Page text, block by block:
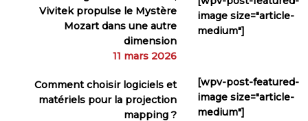
Vivitek propulse le Mystère
Mozart dans une autre
dimension
11 mars 2026
image size="article-
medium"]
Comment choisir logiciels et
matériels pour la projection
mapping ?
[wpv-post-featured-
image size="article-
medium"]